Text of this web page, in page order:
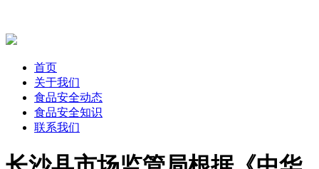
首页
关于我们
食品安全动态
食品安全知识
联系我们